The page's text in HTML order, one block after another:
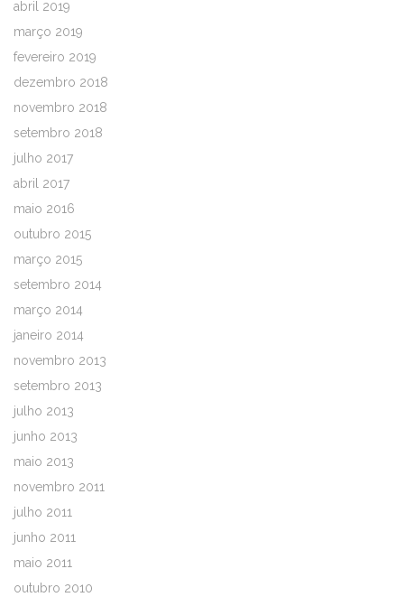
abril 2019
março 2019
fevereiro 2019
dezembro 2018
novembro 2018
setembro 2018
julho 2017
abril 2017
maio 2016
outubro 2015
março 2015
setembro 2014
março 2014
janeiro 2014
novembro 2013
setembro 2013
julho 2013
junho 2013
maio 2013
novembro 2011
julho 2011
junho 2011
maio 2011
outubro 2010